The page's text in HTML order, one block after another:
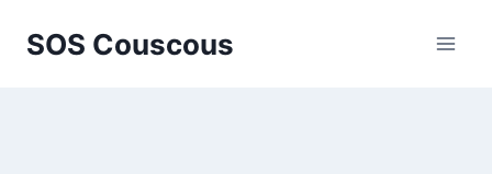
SOS Couscous